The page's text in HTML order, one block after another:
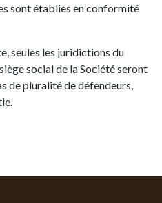
sont établies en conformité
seules les juridictions du
social de la Société seront
de pluralité de défendeurs,